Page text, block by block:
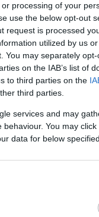
processing of your
use the below opt-out
request is processed
utilized by us
You may separately
on the IAB’s list of
to third parties on the
third parties.
services and may
You may
data for below
verso
La
dove
di Padru,
in